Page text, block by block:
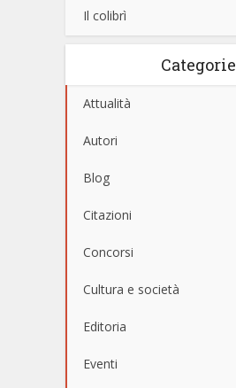
Il colibrì
Categorie
Attualità
Autori
Blog
Citazioni
Concorsi
Cultura e società
Editoria
Eventi